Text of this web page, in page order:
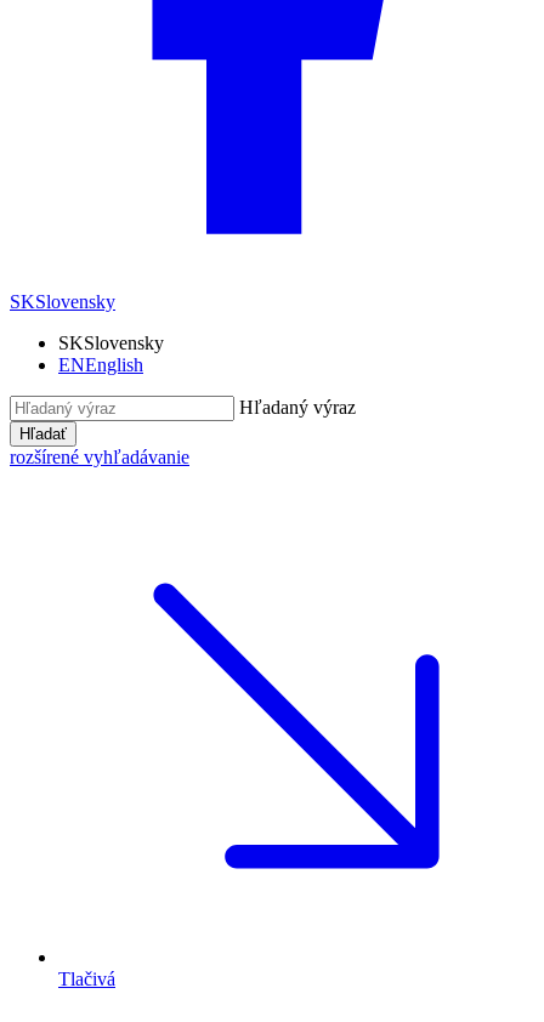
SKSlovensky
SKSlovensky
ENEnglish
Hľadaný výraz
Hľadať
rozšírené vyhľadávanie
Tlačivá